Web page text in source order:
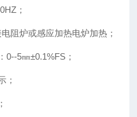
；
阻炉或感应加热电炉加热；
0--5㎜±0.1%FS；
；